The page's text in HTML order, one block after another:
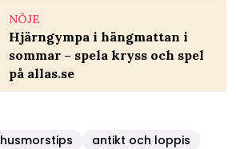
NÖJE
Hjärngympa i hängmattan i
sommar – spela kryss och spel
på allas.se
husmorstips antikt och loppis